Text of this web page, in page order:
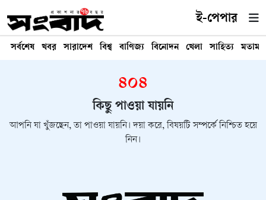
ই-পেপার
সর্বশেষ খবর সারাদেশ বিশ্ব বাণিজ্য বিনোদন খেলা সাহিত্য মতামত
৪০৪
কিছু পাওয়া যায়নি
আপনি যা খুঁজছেন, তা পাওয়া যায়নি। দয়া করে, বিষয়টি সম্পর্কে নিশ্চিত হয়ে
নিন।